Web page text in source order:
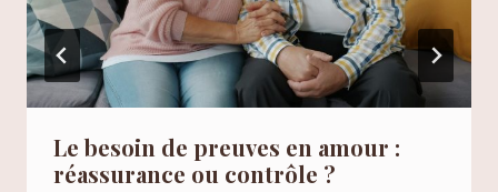
Le besoin de preuves en amour :
réassurance ou contrôle ?